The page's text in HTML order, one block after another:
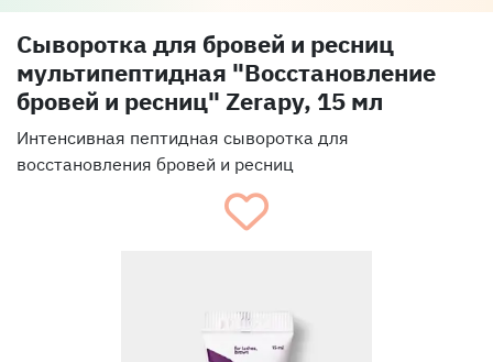
Сыворотка для бровей и ресниц
мультипептидная "Восстановление
бровей и ресниц" Zerapy, 15 мл
Интенсивная пептидная сыворотка для
восстановления бровей и ресниц